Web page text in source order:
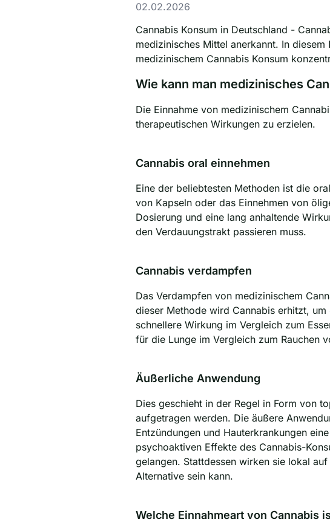
02.02.2026
Cannabis Konsum in Deutschland -
medizinisches Mittel anerkannt. In
medizinischem Cannabis Konsum
Wie kann man medizinisches
Die Einnahme von medizinischem
therapeutischen Wirkungen zu erzielen.
Cannabis oral einnehmen
Eine der beliebtesten Methoden ist die
von Kapseln oder das Einnehmen von
Dosierung und eine lang anhaltende
den Verdauungstrakt passieren muss.
Cannabis verdampfen
Das Verdampfen von medizinischem
dieser Methode wird Cannabis erhitzt,
schnellere Wirkung im Vergleich zum
für die Lunge im Vergleich zum Rauchen
Äußerliche Anwendung
Dies geschieht in der Regel in Form von
aufgetragen werden. Die äußere
Entzündungen und Hauterkrankungen
psychoaktiven Effekte des Cannabis-
gelangen. Stattdessen wirken sie lokal
Alternative sein kann.
Welche Einnahmeart von Cannabis